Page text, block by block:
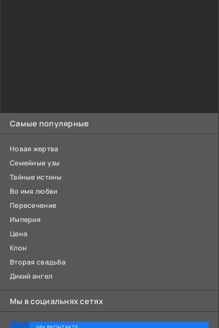
Самые популярные
Новая жертва
Семейные узы
Тайные истины
Во имя любви
Пересечение
Империя
Цена
Клон
Вторая свадьба
Дикий ангел
Мы в социальнях сетях